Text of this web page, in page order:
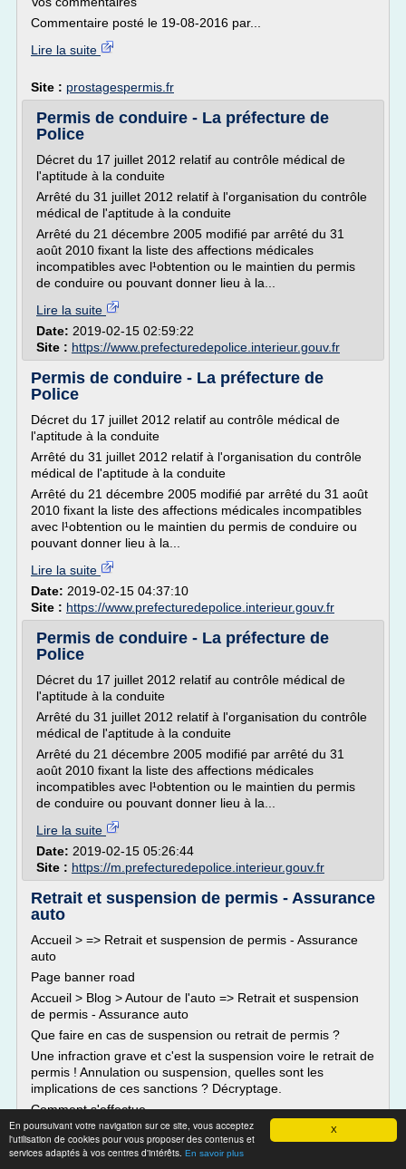
X
En poursuivant votre navigation sur ce site, vous acceptez
l'utilisation de cookies pour vous proposer des contenus et
services adaptés à vos centres d'intérêts. En savoir plus
Commentaire posté le 19-08-2016 par...
Lire la suite
Site : prostagespermis.fr
Permis de conduire - La préfecture de
Police
Décret du 17 juillet 2012 relatif au contrôle médical de
l'aptitude à la conduite
Arrêté du 31 juillet 2012 relatif à l'organisation du contrôle
médical de l'aptitude à la conduite
Arrêté du 21 décembre 2005 modifié par arrêté du 31
août 2010 fixant la liste des affections médicales
incompatibles avec l¹obtention ou le maintien du permis
de conduire ou pouvant donner lieu à la...
Lire la suite
Date: 2019-02-15 02:59:22
Site : https://www.prefecturedepolice.interieur.gouv.fr
Permis de conduire - La préfecture de
Police
Décret du 17 juillet 2012 relatif au contrôle médical de
l'aptitude à la conduite
Arrêté du 31 juillet 2012 relatif à l'organisation du contrôle
médical de l'aptitude à la conduite
Arrêté du 21 décembre 2005 modifié par arrêté du 31 août
2010 fixant la liste des affections médicales incompatibles
avec l¹obtention ou le maintien du permis de conduire ou
pouvant donner lieu à la...
Lire la suite
Date: 2019-02-15 04:37:10
Site : https://www.prefecturedepolice.interieur.gouv.fr
Permis de conduire - La préfecture de
Police
Décret du 17 juillet 2012 relatif au contrôle médical de
l'aptitude à la conduite
Arrêté du 31 juillet 2012 relatif à l'organisation du contrôle
médical de l'aptitude à la conduite
Arrêté du 21 décembre 2005 modifié par arrêté du 31
août 2010 fixant la liste des affections médicales
incompatibles avec l¹obtention ou le maintien du permis
de conduire ou pouvant donner lieu à la...
Lire la suite
Date: 2019-02-15 05:26:44
Site : https://m.prefecturedepolice.interieur.gouv.fr
Retrait et suspension de permis - Assurance
auto
Accueil > => Retrait et suspension de permis - Assurance
auto
Page banner road
Accueil > Blog > Autour de l'auto => Retrait et suspension
de permis - Assurance auto
Que faire en cas de suspension ou retrait de permis ?
Une infraction grave et c'est la suspension voire le retrait de
permis ! Annulation ou suspension, quelles sont les
implications de ces sanctions ? Décryptage.
Comment s'effectue...
Lire la suite
Date:2019-02-13 09:53:54